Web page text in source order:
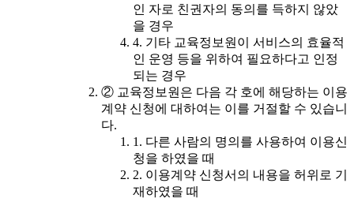
인 자로 친권자의 동의를 득하지 않았
을 경우
4. 기타 교육정보원이 서비스의 효율적
인 운영 등을 위하여 필요하다고 인정
되는 경우
② 교육정보원은 다음 각 호에 해당하는 이용
계약 신청에 대하여는 이를 거절할 수 있습니
다.
1. 다른 사람의 명의를 사용하여 이용신
청을 하였을 때
2. 이용계약 신청서의 내용을 허위로 기
재하였을 때